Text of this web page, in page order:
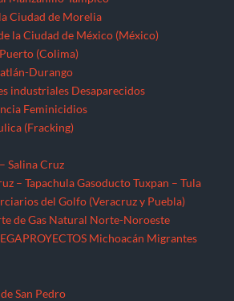
Ciudad de Morelia
la Ciudad de México (México)
(Colima)
Durango
industriales Desaparecidos
Feminicidios
(Fracking)
Salina Cruz
– Tapachula Gasoducto Tuxpan – Tula
del Golfo (Veracruz y Puebla)
de Gas Natural Norte-Noroeste
Michoacán Migrantes
San Pedro